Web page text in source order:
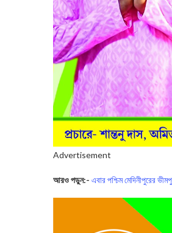
Advertisement
আরও পড়ুন:- এবার পশ্চিম মেদিনীপুরের